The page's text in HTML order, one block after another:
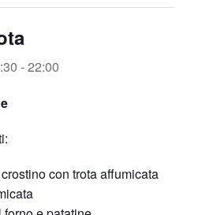
-22:00
con trota affumicata